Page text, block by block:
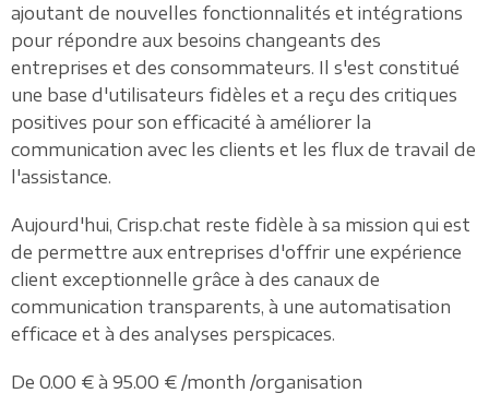
ajoutant de nouvelles fonctionnalités et intégrations
pour répondre aux besoins changeants des
entreprises et des consommateurs. Il s'est constitué
une base d'utilisateurs fidèles et a reçu des critiques
positives pour son efficacité à améliorer la
communication avec les clients et les flux de travail de
l'assistance.
Aujourd'hui, Crisp.chat reste fidèle à sa mission qui est
de permettre aux entreprises d'offrir une expérience
client exceptionnelle grâce à des canaux de
communication transparents, à une automatisation
efficace et à des analyses perspicaces.
De 0.00 € à 95.00 € /month /organisation